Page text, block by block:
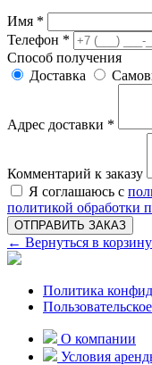
Имя *
Телефон *
Способ получения
Доставка
Адрес доставки *
Комментарий к заказу
Я соглашаюсь с
политикой обработки
ОТПРАВИТЬ ЗАКАЗ
← Вернуться в корзину
Политика
О компании
Условия